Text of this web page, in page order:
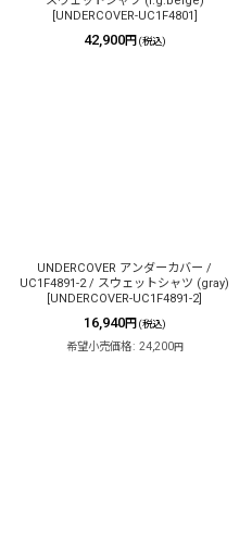
UNDERCOVER-UC1F4801
42,900円 (税込)
UNDERCOVER アンダーカバー /
UC1F4891-2 / スウェットシャツ (gray)
UNDERCOVER-UC1F4891-2]
16,940円 (税込)
希望小売価格: 24,200円